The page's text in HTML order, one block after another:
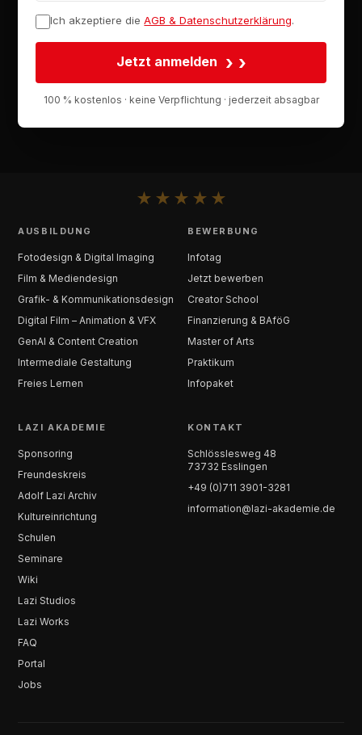
Ich akzeptiere die AGB & Datenschutzerklärung.
Jetzt anmelden ›
100 % kostenlos · keine Verpflichtung · jederzeit absagbar
★ ★ ★ ★ ★
AUSBILDUNG
Fotodesign & Digital Imaging
Film & Mediendesign
Grafik- & Kommunikationsdesign
Digital Film – Animation & VFX
GenAI & Content Creation
Intermediale Gestaltung
Freies Lernen
BEWERBUNG
Infotag
Jetzt bewerben
Creator School
Finanzierung & BAföG
Master of Arts
Praktikum
Infopaket
LAZI AKADEMIE
Sponsoring
Freundeskreis
Adolf Lazi Archiv
Kultureinrichtung
Schulen
Seminare
Wiki
Lazi Studios
Lazi Works
FAQ
Portal
Jobs
KONTAKT
Schlösslesweg 48
73732 Esslingen
+49 (0)711 3901-3281
information@lazi-akademie.de